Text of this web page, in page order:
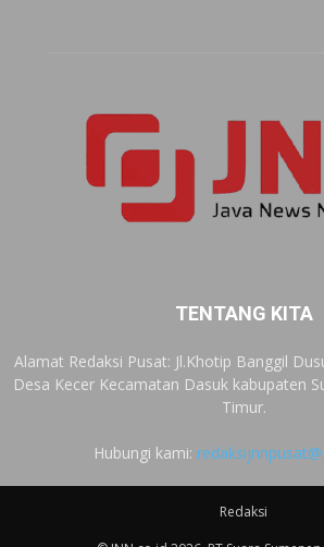
TENTANG KITA
Alamat Redaksi Pusat: Jl.Khotip Banggil
Desa Kecer Kecamatan Dasuk kabupaten
Timur.
Hubungi kami:
Redaksi